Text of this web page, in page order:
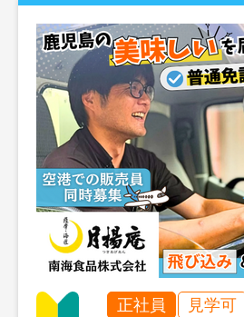
正社員 見学可